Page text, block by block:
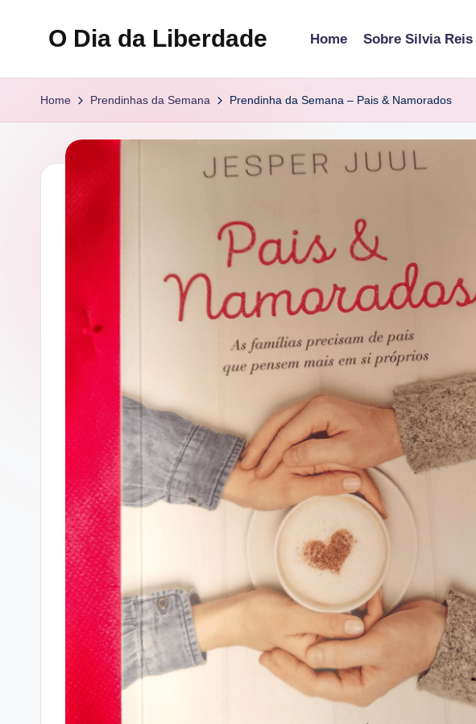
O Dia da Liberdade Home Sobre Silvia Reis
Home Prendinhas da Semana Prendinha da Semana – Pais & Namorados